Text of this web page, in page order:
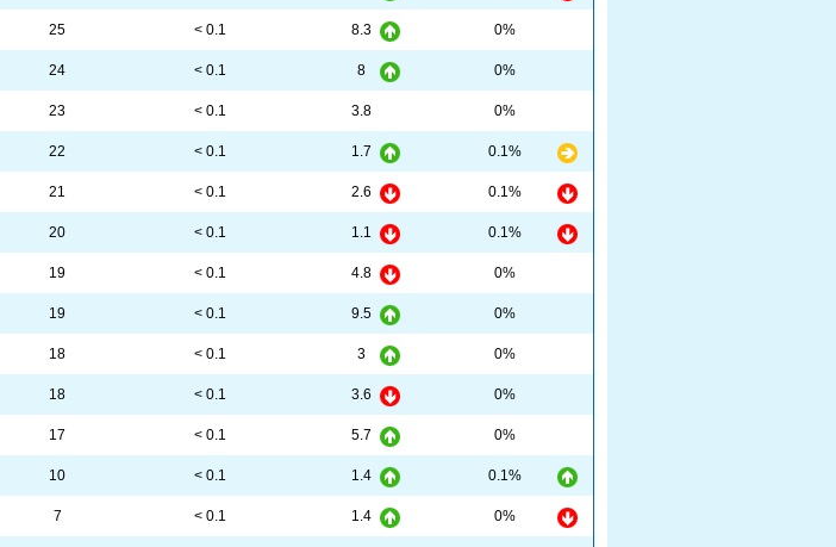
25 < 0.1 8.3 0%
24 < 0.1 8 0%
23 < 0.1 3.8 0%
22 < 0.1 1.7 0.1%
21 < 0.1 2.6 0.1%
20 < 0.1 1.1 0.1%
19 < 0.1 4.8 0%
19 < 0.1 9.5 0%
18 < 0.1 3 0%
18 < 0.1 3.6 0%
17 < 0.1 5.7 0%
10 < 0.1 1.4 0.1%
7 < 0.1 1.4 0%